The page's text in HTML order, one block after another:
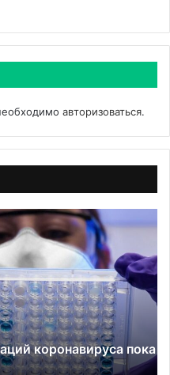
авторизоваться.
пока не